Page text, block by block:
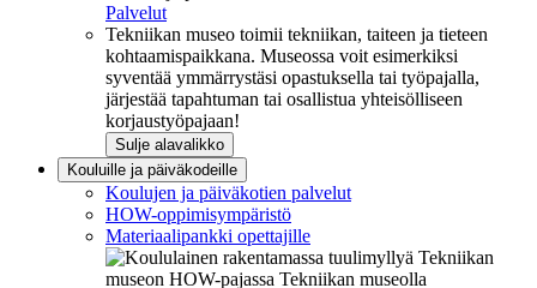
Palvelut
Tekniikan museo toimii tekniikan, taiteen ja tieteen
kohtaamispaikkana. Museossa voit esimerkiksi
syventää ymmärrystäsi opastuksella tai työpajalla,
järjestää tapahtuman tai osallistua yhteisölliseen
korjaustyöpajaan!
Sulje alavalikko
Kouluille ja päiväkodeille
Koulujen ja päiväkotien palvelut
HOW-oppimisympäristö
Materiaalipankki opettajille